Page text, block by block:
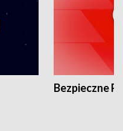
Bezpieczne